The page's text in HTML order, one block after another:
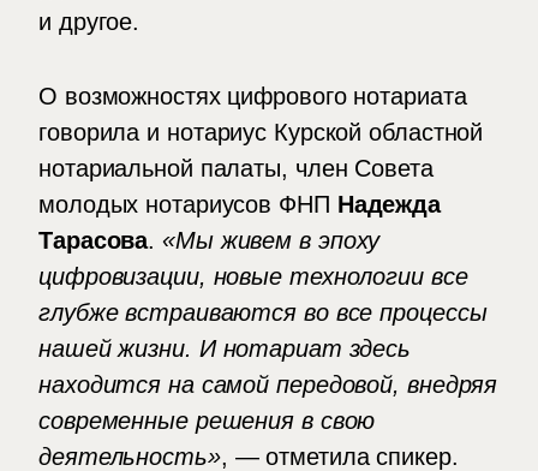
и другое.
О возможностях цифрового нотариата
говорила и нотариус Курской областной
нотариальной палаты, член Совета
молодых нотариусов ФНП Надежда
Тарасова.«Мы живем в эпоху
цифровизации, новые технологии все
глубже встраиваются во все процессы
нашей жизни. И нотариат здесь
находится на самой передовой, внедряя
современные решения в свою
деятельность», — отметила спикер.